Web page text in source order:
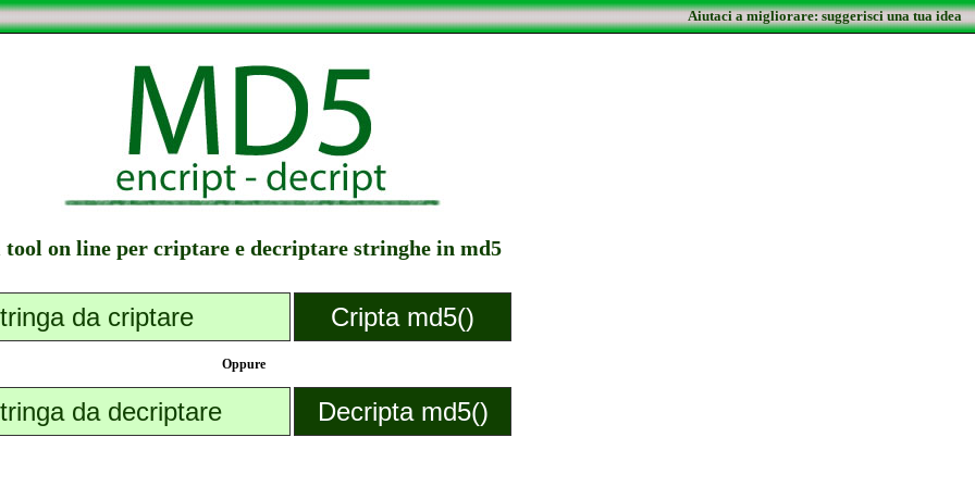
Aiutaci a migliorare: suggerisci una tua idea
on line per criptare e decriptare stringhe in md5
Oppure